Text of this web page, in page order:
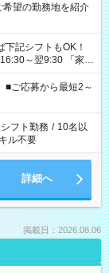
望の勤務地を紹介
翌9:30 「家族
準備がしたい」
望を教えてください
40時間を超える場
■ご応募から最短2～
シフト勤務 / 10名以
ル不要
詳細へ
掲載日：2026.08.06